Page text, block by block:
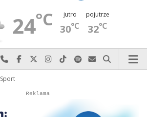
24°C jutro
30°C
pojutrze
32°C
Najlepiej po prostu do nas zadzwoń
Odwiedź nas na Facebook-u
Odwiedź nas na X
Odwiedź nas na Instagram-ie
Odwiedź nas na TikTok-u
Szukaj nas na Spotify
Wyślij do nas
Szukaj
Sport
Autopromocja
Reklama